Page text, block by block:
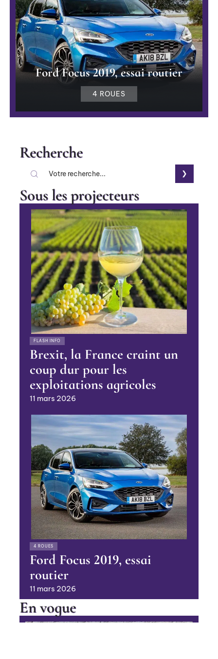
Ford Focus 2019, essai routier
4 ROUES
Recherche
Sous les projecteurs
FLASH INFO
Brexit, la France craint un
coup dur pour les
exploitations agricoles
11 mars 2026
4 ROUES
Ford Focus 2019, essai
routier
11 mars 2026
En vogue